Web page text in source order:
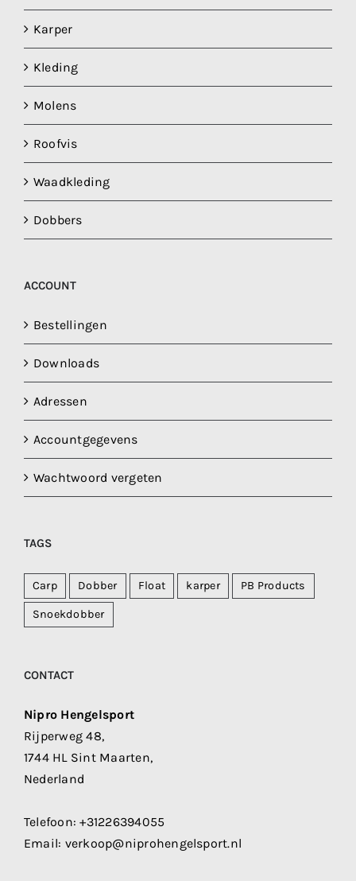
Karper
Kleding
Molens
Roofvis
Waadkleding
Dobbers
ACCOUNT
Bestellingen
Downloads
Adressen
Accountgegevens
Wachtwoord vergeten
TAGS
Carp Dobber Float karper PB Products
Snoekdobber
CONTACT
Nipro Hengelsport
Rijperweg 48,
1744 HL Sint Maarten,
Nederland
Telefoon:+31226394055
Email: verkoop@niprohengelsport.nl